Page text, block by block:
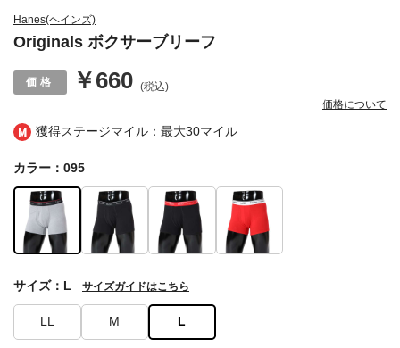
獲得ステージマイル：最大30マイル
Hanes(ヘインズ)
Originals ボクサーブリーフ
￥660 (税込)
価格について
カラー：095
LL M L
サイズ：L サイズガイドはこちら